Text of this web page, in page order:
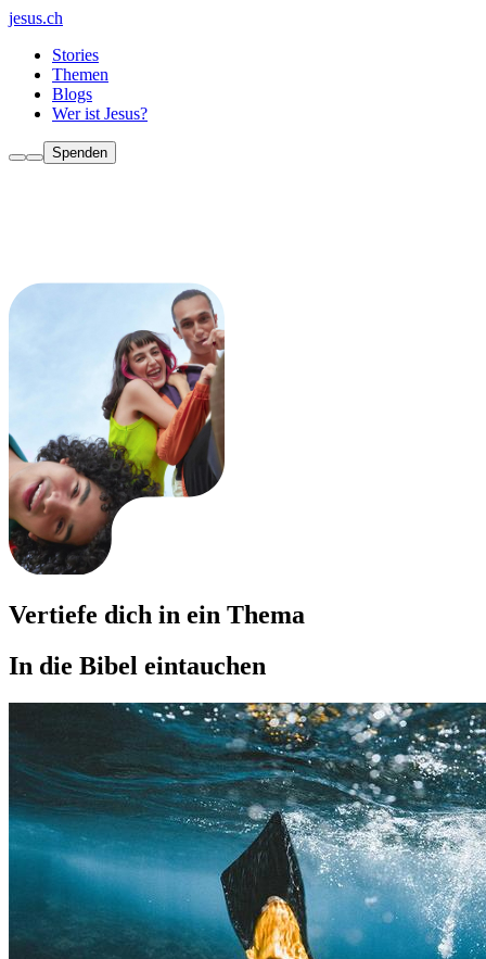
jesus.ch
Stories
Themen
Blogs
Wer ist Jesus?
Spenden
Vertiefe dich in ein Thema
In die Bibel eintauchen